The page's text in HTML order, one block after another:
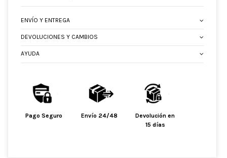
ENVÍO Y ENTREGA
DEVOLUCIONES Y CAMBIOS
AYUDA
Pago Seguro Envío 24/48
Devolución en
15 días